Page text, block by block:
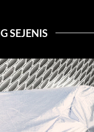
SEJENIS